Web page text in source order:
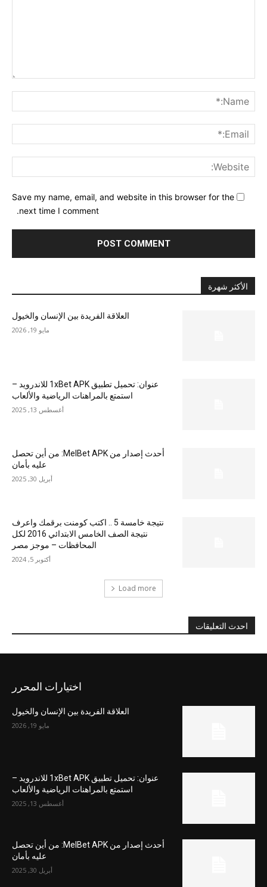
Save my name, email, and website in this browser for the
next time I comment.
الأكثر شهرة
العلاقة الفريدة بين الإنسان والخيول
مايو 19, 2026
عنوان: تحميل تطبيق 1xBet APK للاندرويد –
استمتع بالمراهنات الرياضية والألعاب
أغسطس 13, 2025
أحدث إصدار من MelBet APK: من أين تحصل
عليه بأمان
أبريل 30, 2025
نتيجة خامسة 5 .. اكتب كومنت برقمك واعرف
نتيجة الصف الخامس الابتدائي 2016 لكل
المحافظات – موجز مصر
أكتوبر 5, 2024
Load more
احدث التعليقات
اختيارات المحرر
العلاقة الفريدة بين الإنسان والخيول
مايو 19, 2026
عنوان: تحميل تطبيق 1xBet APK للاندرويد –
استمتع بالمراهنات الرياضية والألعاب
أغسطس 13, 2025
أحدث إصدار من MelBet APK: من أين تحصل
عليه بأمان
أبريل 30, 2025